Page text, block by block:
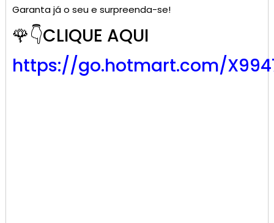
Garanta já o seu e surpreenda-se!
🌹👇CLIQUE AQUI
https://go.hotmart.com/